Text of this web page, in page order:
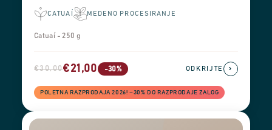
CATUAÍ MEDENO PROCESIRANJE
Catuaí - 250 g
€30,00€21,00 -30%
POLETNA RAZPRODAJA 2026! −30% DO RAZPRODAJE ZALOG
ODKRIJTE ›